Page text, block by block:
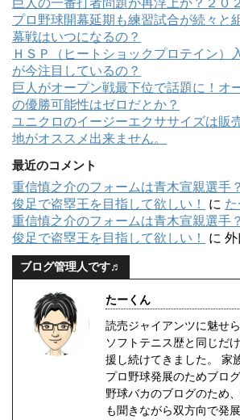
巨人の一番打者問題が再浮上か？２０
プロ野球開幕延期も練習試合が続々と
幕戦はいつになるの？
ＨＳＰ（ヒートショックプロテイン）
が今注目しているの？
巨人がオープン戦最下位で話題に！オ
の優勝可能性はゼロだとか？
ユニクロのイージーエクササイズは販
地がオススメ出来ません。
最近のコメント
重信慎之介のフォームは青木宣親選手
俊足で盗塁王を目指して欲しい！
に
重信慎之介のフォームは青木宣親選手
俊足で盗塁王を目指して欲しい！
に 外
ブログ管理人です♬
たーくん
読売ジャイアンツに魅せ
ソフトテニス歴と同じだ
援し続けてきました。 家
プロ野球発展のためブロ
野球バカのブログのため
も聞きながら双方向で発